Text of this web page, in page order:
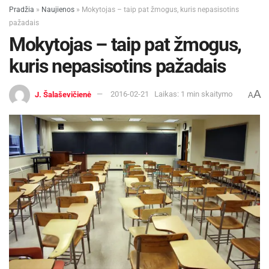
Pradžia » Naujienos » Mokytojas – taip pat žmogus, kuris nepasisotins
pažadais
Mokytojas – taip pat žmogus,
kuris nepasisotins pažadais
J. Šalaševičienė 2016-02-21 Laikas: 1 min skaitymo AA